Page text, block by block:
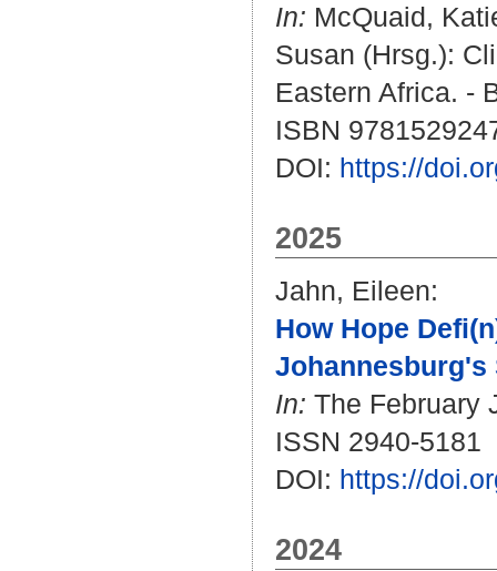
In: McQuaid,
Susan (Hrsg.):
Eastern Africa. -
ISBN
DOI: https://
2025
Jahn, Eileen:
How Hope
Johannesburg's
In: The February
ISSN 2940-5181
DOI: https://
2024